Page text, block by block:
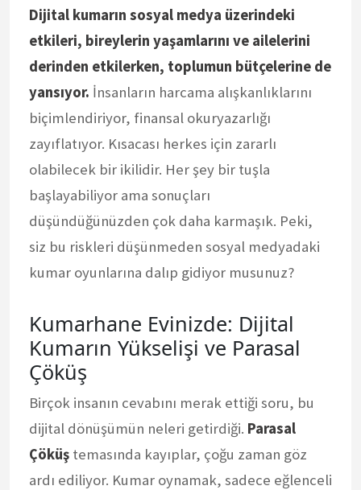
Dijital kumarın sosyal medya üzerindeki
etkileri, bireylerin yaşamlarını ve ailelerini
derinden etkilerken, toplumun bütçelerine de
yansıyor. İnsanların harcama alışkanlıklarını
biçimlendiriyor, finansal okuryazarlığı
zayıflatıyor. Kısacası herkes için zararlı
olabilecek bir ikilidir. Her şey bir tuşla
başlayabiliyor ama sonuçları
düşündüğünüzden çok daha karmaşık. Peki,
siz bu riskleri düşünmeden sosyal medyadaki
kumar oyunlarına dalıp gidiyor musunuz?
Kumarhane Evinizde: Dijital
Kumarın Yükselişi ve Parasal
Çöküş
Birçok insanın cevabını merak ettiği soru, bu
dijital dönüşümün neleri getirdiği. Parasal
Çöküş temasında kayıplar, çoğu zaman göz
ardı ediliyor. Kumar oynamak, sadece eğlenceli